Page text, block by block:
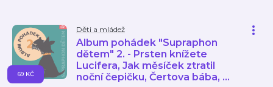
Děti a mládež
Album pohádek "Supraphon
dětem" 2. - Prsten knížete
Lucifera, Jak měsíček ztratil
noční čepičku, Čertova bába, ...
69 KČ